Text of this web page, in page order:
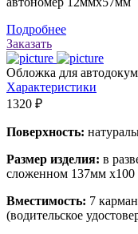
Подробнее
Заказать
Обложка для
Характеристики
1320 ₽
Поверхность:
Размер изделия: в
сложенном 137мм
Вместимость: 7
(водительское